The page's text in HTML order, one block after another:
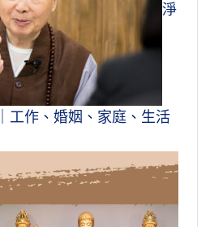
淨
工作、婚姻、家庭、生活